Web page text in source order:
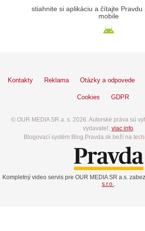
stiahnite si aplikáciu a čítajte Pravdu
mobile
Kontakty Reklama Otázky a odpovede
Cookies GDPR
© OUR MEDIA SR a. s. 2026. Autorské práva sú
vydavateľ, viac info.
Blogovací systém Blog.Pravda.sk beží na
Kompletný video servis pre OUR MEDIA SR a.s.
s.r.o..